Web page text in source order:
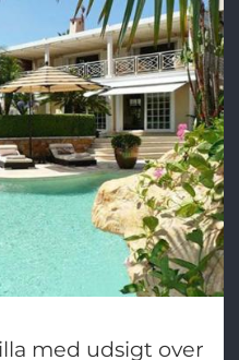
med udsigt over